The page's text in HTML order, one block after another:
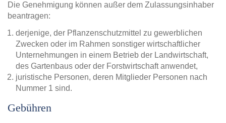
Die Genehmigung können außer dem Zulassungsinhaber
beantragen:
derjenige, der Pflanzenschutzmittel zu gewerblichen
Zwecken oder im Rahmen sonstiger wirtschaftlicher
Unternehmungen in einem Betrieb der Landwirtschaft,
des Gartenbaus oder der Forstwirtschaft anwendet,
juristische Personen, deren Mitglieder Personen nach
Nummer 1 sind.
Gebühren